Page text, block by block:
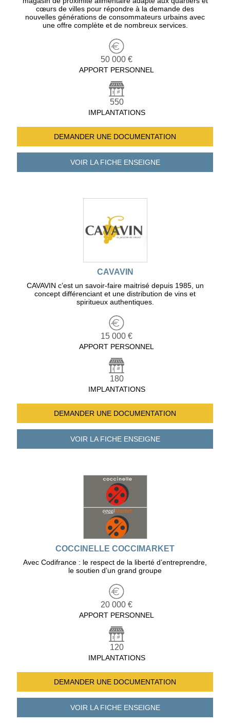
cœurs de villes pour répondre à la demande des
nouvelles générations de consommateurs urbains avec
une offre complète et de nombreux services.
50 000 €
APPORT PERSONNEL
550
IMPLANTATIONS
DEMANDER UNE DOCUMENTATION
VOIR LA FICHEENSEIGNE
CAVAVIN
CAVAVIN c’est un savoir-faire maitrisé depuis 1985, un
concept différenciant et une distribution de vins et
spiritueux authentiques.
15 000 €
APPORT PERSONNEL
180
IMPLANTATIONS
DEMANDER UNE DOCUMENTATION
VOIR LA FICHEENSEIGNE
COCCINELLE COCCIMARKET
Avec Codifrance : le respect de la liberté d’entreprendre,
le soutien d’un grand groupe
20 000 €
APPORT PERSONNEL
120
IMPLANTATIONS
DEMANDER UNE DOCUMENTATION
VOIR LA FICHEENSEIGNE